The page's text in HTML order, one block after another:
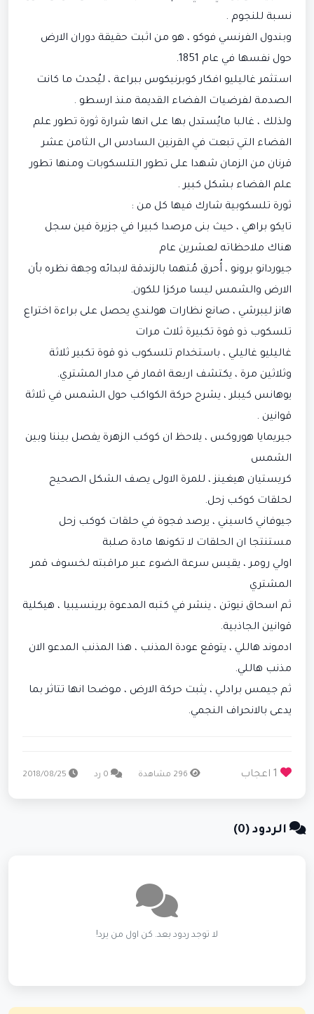
نسبة للنجوم .
وبندول الفرنسي فوكو ، هو من اثبت حقيقة دوران الارض
حول نفسها في عام 1851.
استثمر غاليليو افكار كوبرنيكوس ببراعة ، ليُحدث ما كانت
الصدمة لفرضيات الفضاء القديمة منذ ارسطو .
ولذلك ، غالبا مايُستدل بها على انها شرارة ثورة تطور علم
الفضاء التي تبعت في القرنين السادس الى الثامن عشر
قرنان من الزمان شهدا على تطور التلسكوبات ومنها تطور
علم الفضاء بشكل كبير .
ثورة تلسكوبية شارك فيها كل من :
تايكو براهي ، حيث بنى مرصدا كبيرا في جزيرة فين سجل
هناك ملاحظاته لعشرين عام
جيوردانو برونو ، أُحرق مُتهما بالزندقة لابدائه وجهة نظره بأن
الارض والشمس ليسا مركزا للكون.
هانز ليبرشي ، صانع نظارات هولندي يحصل على براءة اختراع
تلسكوب ذو قوة تكبيرة ثلاث مرات
غاليليو غاليلي ، باستخدام تلسكوب ذو قوة تكبير ثلاثة
وثلاثين مرة ، يكتشف اربعة اقمار في مدار المشتري.
يوهانس كيبلر ، يشرح حركة الكواكب حول الشمس في ثلاثة
قوانين .
جيريمايا هوروكس ، يلاحظ ان كوكب الزهرة يفصل بيننا وبين
الشمس
كريستيان هيغينز ، للمرة الاولى يصف الشكل الصحيح
لحلقات كوكب زحل.
جيوفاني كاسيني ، يرصد فجوة في حلقات كوكب زحل
مستنتجا ان الحلقات لا تكونها مادة صلبة
اولي رومر ، يقيس سرعة الضوء عبر مراقبته لخسوف قمر
المشتري
ثم اسحاق نيوتن ، ينشر في كتبه المدعوة برينسيبيا ، هيكلية
قوانين الجاذبية.
ادموند هاللي ، يتوقع عودة المذنب ، هذا المذنب المدعو الان
مذنب هاللي.
ثم جيمس برادلي ، يثبت حركة الارض ، موضحا انها تتاثر بما
يدعى بالانحراف النجمي.
الردود (0)
لا توجد ردود بعد. كن اول من يرد!